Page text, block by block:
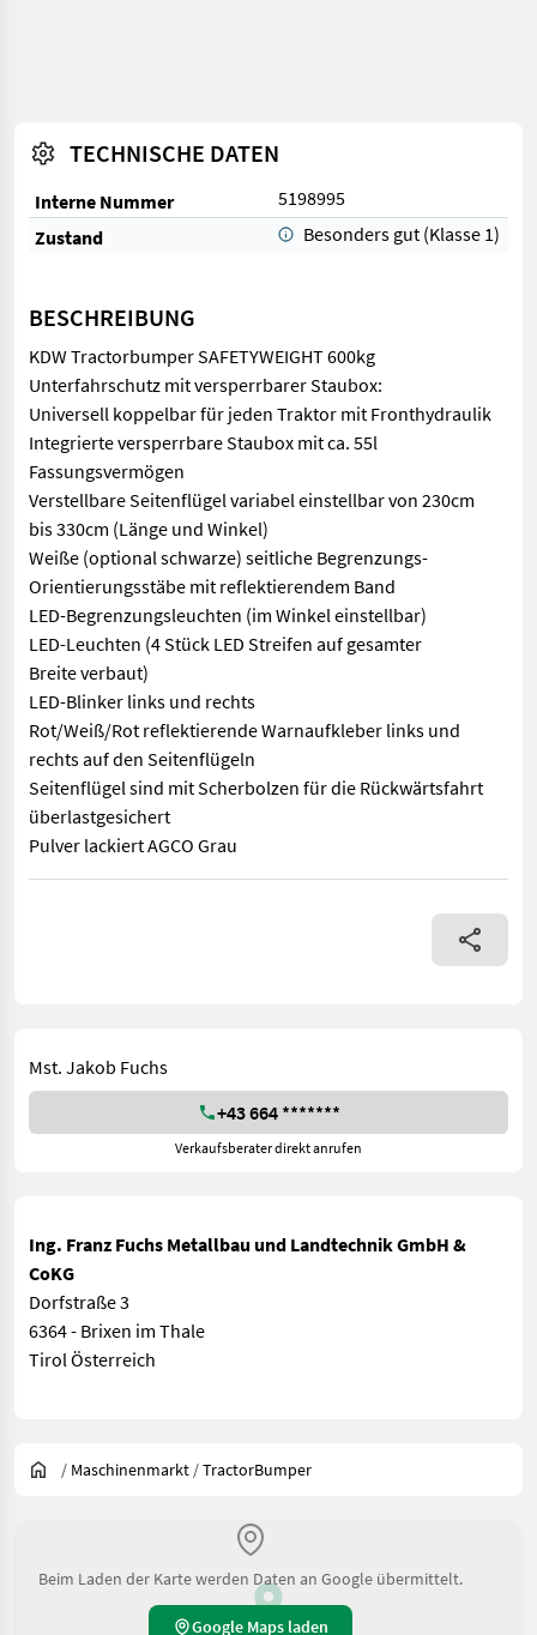
TECHNISCHE DATEN
Interne Nummer
5198995
Zustand
Besonders gut (Klasse 1)
BESCHREIBUNG
KDW Tractorbumper SAFETYWEIGHT 600kg
Unterfahrschutz mit versperrbarer Staubox:
Universell koppelbar für jeden Traktor mit Fronthydraulik
Integrierte versperrbare Staubox mit ca. 55l
Fassungsvermögen
Verstellbare Seitenflügel variabel einstellbar von 230cm
bis 330cm (Länge und Winkel)
Weiße (optional schwarze) seitliche Begrenzungs-
Orientierungsstäbe mit reflektierendem Band
LED-Begrenzungsleuchten (im Winkel einstellbar)
LED-Leuchten (4 Stück LED Streifen auf gesamter
Breite verbaut)
LED-Blinker links und rechts
Rot/Weiß/Rot reflektierende Warnaufkleber links und
rechts auf den Seitenflügeln
Seitenflügel sind mit Scherbolzen für die Rückwärtsfahrt
überlastgesichert
Pulver lackiert AGCO Grau
KDW Tractorbumper SAFETYWEIGHT 600kg
Mst. Jakob Fuchs
+43 664 *******
Verkaufsberater direkt anrufen
Ing. Franz Fuchs Metallbau und Landtechnik GmbH &
CoKG
Dorfstraße 3
6364 - Brixen im Thale
Tirol Österreich
/ Maschinenmarkt /TractorBumper
Beim Laden der Karte werden Daten an Google übermittelt.
Google Maps laden